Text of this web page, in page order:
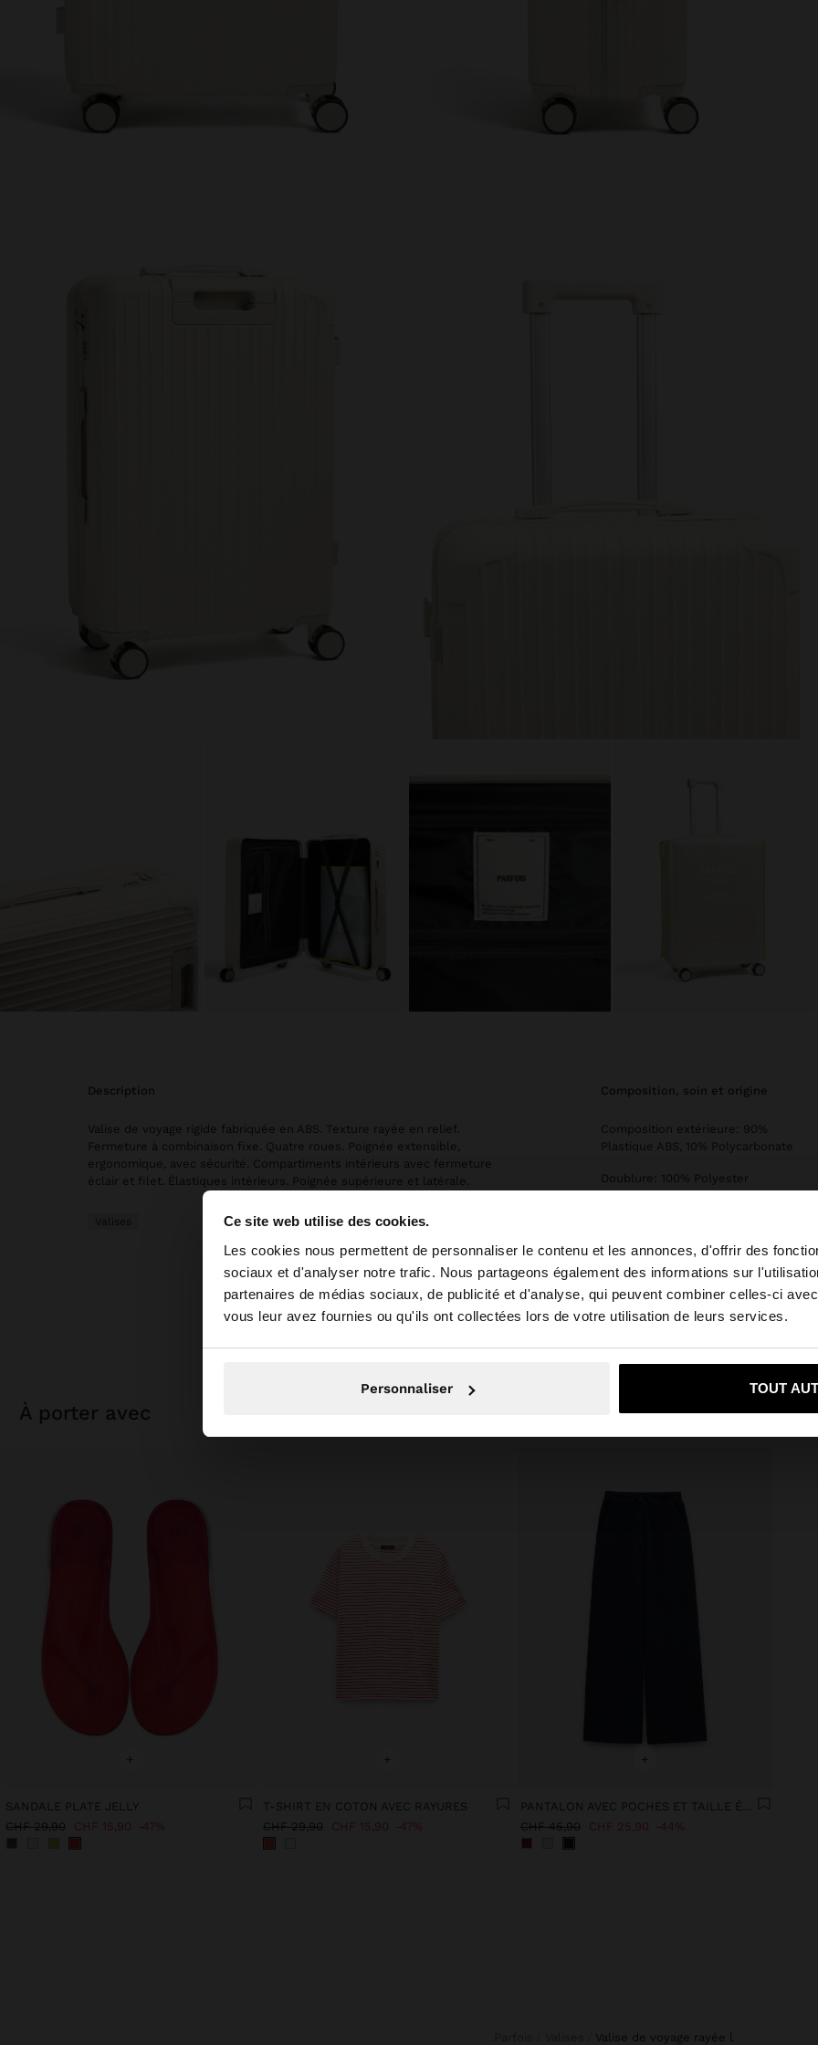
Ce site web utilise des cookies.
Les cookies nous permettent de personnaliser le contenu et les annonces, d'offrir des
sociaux et d'analyser notre trafic. Nous partageons également des informations sur
partenaires de médias sociaux, de publicité et d'analyse, qui peuvent combiner celles-ci
vous leur avez fournies ou qu'ils ont collectées lors de votre utilisation de leurs services.
Personnaliser TOUT
bonjour
Vous accédez au site depuis Suisse. Voulez-vous parcourir notre site au
Non, je souhaite rester sur Suisse Oui, dirigez-
description
Valise de voyage rigide fabriquée en ABS. Texture rayée en relief.
Fermeture à combinaison fixe. Quatre roues. Poignée extensible,
ergonomique, avec sécurité. Compartiments intérieurs avec fermeture
éclair et filet. Élastiques intérieurs. Poignée supérieure et latérale.
Valises
composition, soin et origine
Composition extérieure: 90%
Plastique ABS, 10% Polycarbonate
Doublure: 100% Polyester
Longueur Bandoulière (Min. - Max.):
55
Type de Fermeture: ZIPPER
Contenance (l): 58
à porter avec
+
SANDALE PLATE JELLY
CHF 29,90 CHF 15,90 47%
+
T-SHIRT EN COTON AVEC RAYURES
CHF 29,90 CHF 15,90 47%
+
PANTALON AVEC POCHES ET TAILLE ÉLASTIQUE
CHF 45,90 CHF 25,90 44%
valise de voyage rayée l